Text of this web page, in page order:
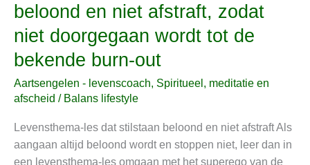
beloond en niet afstraft, zodat
niet doorgegaan wordt tot de
bekende burn-out
Aartsengelen - levenscoach, Spiritueel, meditatie en
afscheid / Balans lifestyle
Levensthema-les dat stilstaan beloond en niet afstraft Als
aangaan altijd beloond wordt en stoppen niet, leer dan in
een levensthema-les omgaan met het superego van de
les
dat
stilstaan
beloond
en
niet
afstraft,